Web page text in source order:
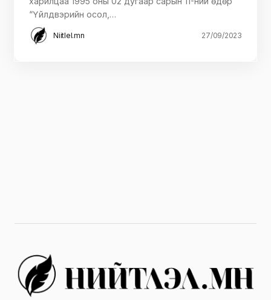
“Үйлдвэрийн осол,…
Niitlel.mn 27/09/2023